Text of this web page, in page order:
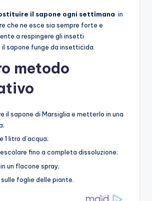
il sapone ogni settimana in
che ne esce sia sempre forte e
a respingere gli insetti
il sapone funge da insetticida.
metodo
il sapone di Marsiglia e metterlo in una
1 litro d’acqua;
fino a completa dissoluzione;
un flacone spray;
foglie delle piante.